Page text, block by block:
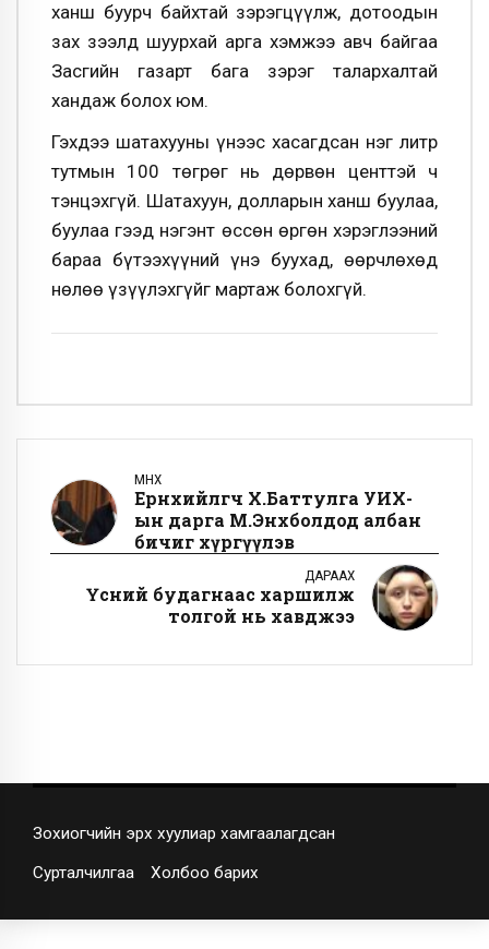
ханш буурч байхтай зэрэгцүүлж, дотоодын
зах зээлд шуурхай арга хэмжээ авч байгаа
Засгийн газарт бага зэрэг талархалтай
хандаж болох юм.
Гэхдээ шатахууны үнээс хасагдсан нэг литр
тутмын 100 төгрөг нь дөрвөн центтэй ч
тэнцэхгүй. Шатахуун, долларын ханш буулаа,
буулаа гээд нэгэнт өссөн өргөн хэрэглээний
бараа бүтээхүүний үнэ буухад, өөрчлөхөд
нөлөө үзүүлэхгүйг мартаж болохгүй.
ӨМНӨХ
Ерөнхийлөгч Х.Баттулга УИХ-
ын дарга М.Энхболдод албан
бичиг хүргүүлэв
ДАРААХ
Үсний будагнаас харшилж
толгой нь хавджээ
Зохиогчийн эрх хуулиар хамгаалагдсан
Сурталчилгаа Холбоо барих